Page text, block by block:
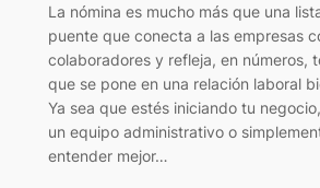
La nómina es mucho más que una
puente que conecta a las empresas
colaboradores y refleja, en números,
que se pone en una relación laboral
Ya sea que estés iniciando tu
un equipo administrativo o
entender mejor…